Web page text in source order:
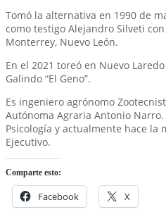
Tomó la alternativa en 1990 de
como testigo Alejandro Silveti
Monterrey, Nuevo León.
En el 2021 toreó en Nuevo
Galindo “El Geno”.
Es ingeniero agrónomo
Autónoma Agraria Antonio
Psicología y actualmente hace la
Ejecutivo.
Comparte esto:
Facebook X